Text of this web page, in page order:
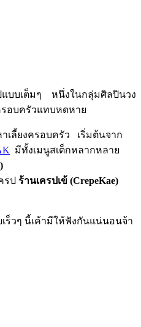
แบบเต็มๆ หนึ่งในกลุ่มศิลปินวง
อบครัวแทบหดหาย
เลี้ยงครอบครัว เริ่มต้นจาก
มีทั้งเมนูสเต็กหลากหลาย
รป ร้านเครปเข้ (CrepeKae)
ๆ นี้เค้ามีให้ฟังกันแน่นอนจ้า